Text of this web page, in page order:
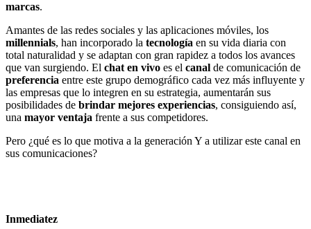
marcas.
Amantes de las redes sociales y las aplicaciones móviles, los
millennials, han incorporado la tecnología en su vida diaria con
total naturalidad y se adaptan con gran rapidez a todos los avances
que van surgiendo. El chat en vivo es el canal de comunicación de
preferencia entre este grupo demográfico cada vez más influyente y
las empresas que lo integren en su estrategia, aumentarán sus
posibilidades de brindar mejores experiencias, consiguiendo así,
una mayor ventaja frente a sus competidores.
Pero ¿qué es lo que motiva a la generación Y a utilizar este canal en
sus comunicaciones?
Inmediatez